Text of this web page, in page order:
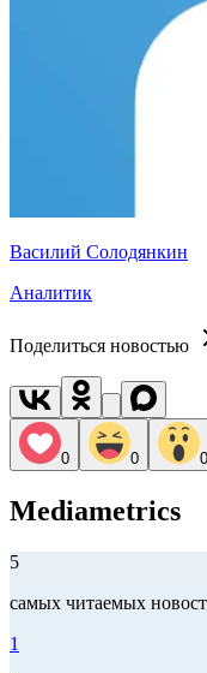
Василий Солодянкин
Аналитик
Поделиться новостью
0 0 0
Mediametrics
5
самых читаемых
1